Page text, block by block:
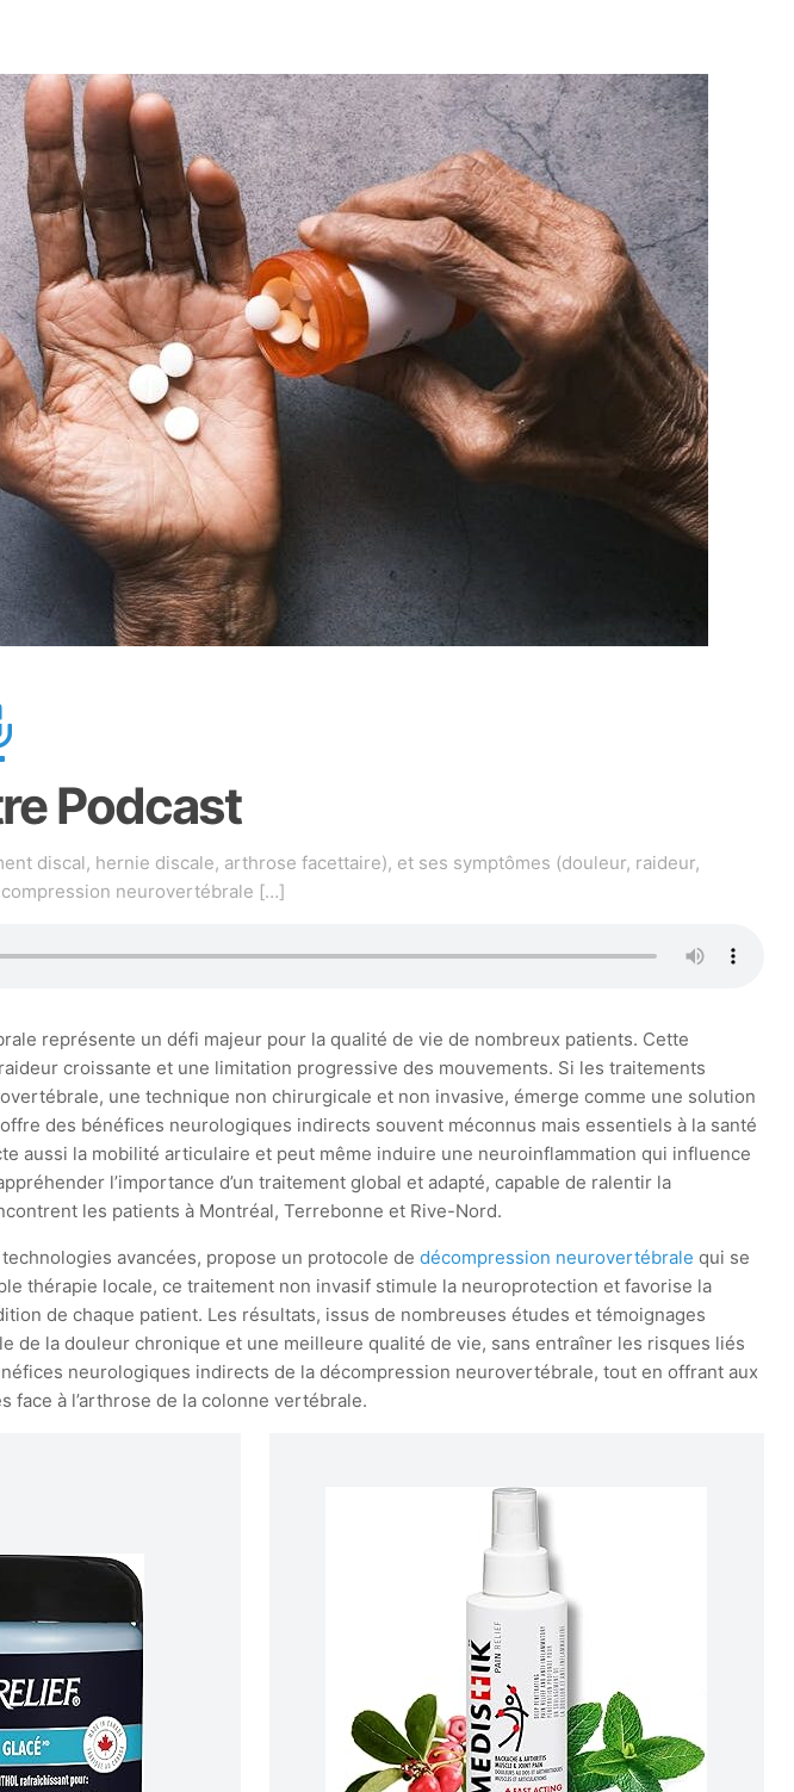
Podcast
discal, hernie discale, arthrose facettaire), et ses symptômes (douleur, raideur,
neurovertébrale […]
représente un défi majeur pour la qualité de vie de nombreux patients. Cette
croissante et une limitation progressive des mouvements. Si les traitements
une technique non chirurgicale et non invasive, émerge comme une solution
des bénéfices neurologiques indirects souvent méconnus mais essentiels à la santé
aussi la mobilité articulaire et peut même induire une neuroinflammation qui influence
l’importance d’un traitement global et adapté, capable de ralentir la
les patients à Montréal, Terrebonne et Rive-Nord.
avancées, propose un protocole dedécompression neurovertébrale qui se
thérapie locale, ce traitement non invasif stimule la neuroprotection et favorise la
de chaque patient. Les résultats, issus de nombreuses études et témoignages
la douleur chronique et une meilleure qualité de vie, sans entraîner les risques liés
neurologiques indirects de la décompression neurovertébrale, tout en offrant aux
à l’arthrose de la colonne vertébrale.